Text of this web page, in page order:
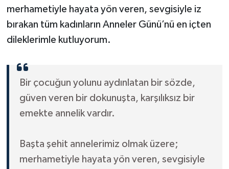
merhametiyle hayata yön veren, sevgisiyle iz
bırakan tüm kadınların Anneler Günü’nü en içten
dileklerimle kutluyorum.
Bir çocuğun yolunu aydınlatan bir sözde,
güven veren bir dokunuşta, karşılıksız bir
emekte annelik vardır.
Başta şehit annelerimiz olmak üzere;
merhametiyle hayata yön veren, sevgisiyle